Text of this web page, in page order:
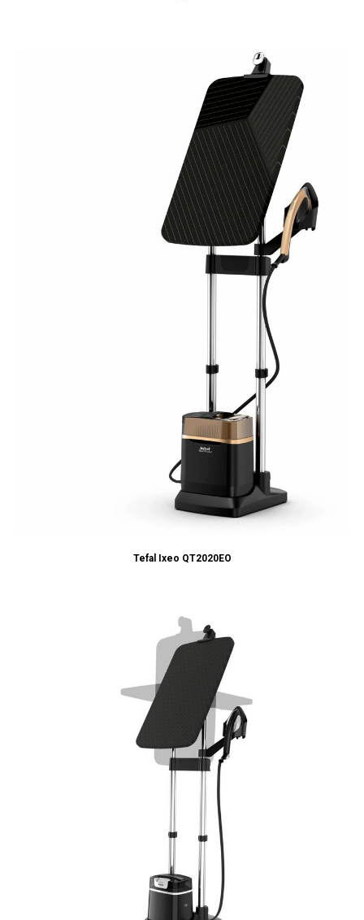
Tefal Ixeo QT2020EO